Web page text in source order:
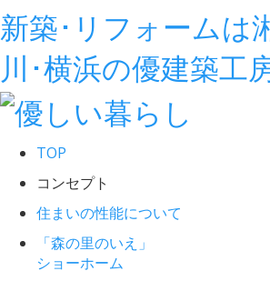
新築･リフォームは
川･横浜の優建築工
TOP
コンセプト
住まいの性能について
「森の里のいえ」
ショーホーム